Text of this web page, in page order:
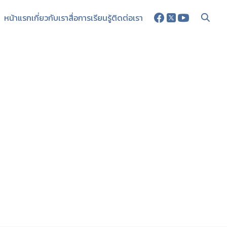
หน้าแรกเกี่ยวกับเราสื่อการเรียนรู้ติดต่อเรา